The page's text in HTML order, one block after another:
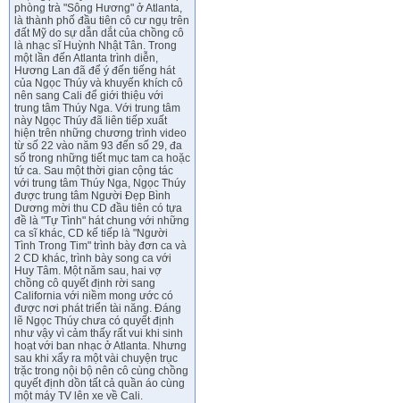
phòng trà "Sông Hương" ở Atlanta,
là thành phố đầu tiên cô cư ngụ trên
đất Mỹ do sự dẫn dắt của chồng cô
là nhạc sĩ Huỳnh Nhật Tân. Trong
một lần đến Atlanta trình diễn,
Hương Lan đã để ý đến tiếng hát
của Ngọc Thúy và khuyến khích cô
nên sang Cali để giới thiệu với
trung tâm Thúy Nga. Với trung tâm
này Ngọc Thúy đã liên tiếp xuất
hiện trên những chương trình video
từ số 22 vào năm 93 đến số 29, đa
số trong những tiết mục tam ca hoặc
tứ ca. Sau một thời gian cộng tác
với trung tâm Thúy Nga, Ngọc Thúy
được trung tâm Người Đẹp Bình
Dương mời thu CD đầu tiên có tựa
đề là "Tự Tình" hát chung với những
ca sĩ khác, CD kế tiếp là "Người
Tình Trong Tim" trình bày đơn ca và
2 CD khác, trình bày song ca với
Huy Tâm. Một năm sau, hai vợ
chồng cô quyết định rời sang
California với niềm mong ước có
được nơi phát triển tài năng. Đáng
lẽ Ngọc Thúy chưa có quyết định
như vậy vì cảm thấy rất vui khi sinh
hoạt với ban nhạc ở Atlanta. Nhưng
sau khi xẩy ra một vài chuyện trục
trặc trong nội bộ nên cô cùng chồng
quyết định dồn tất cả quần áo cùng
một máy TV lên xe về Cali.